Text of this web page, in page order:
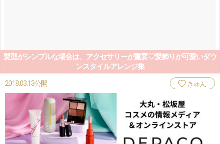
髪型がシンプルな場合は、アクセサリーが重要♡髪飾りが可愛いダウ
ンスタイルアレンジ集
2018.03.13公開 きゅん